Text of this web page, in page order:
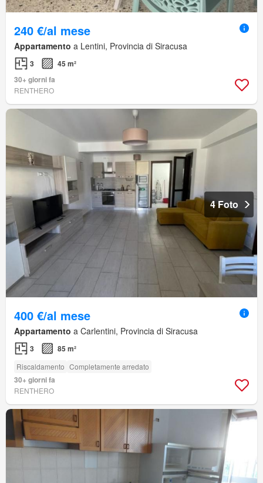
240 €/al mese
Appartamento a Lentini, Provincia di Siracusa
3
45 m²
30+ giorni fa
RENTHERO
4 Foto
400 €/al mese
Appartamento a Carlentini, Provincia di Siracusa
3 85 m²
Riscaldamento Completamente arredato
30+ giorni fa
RENTHERO